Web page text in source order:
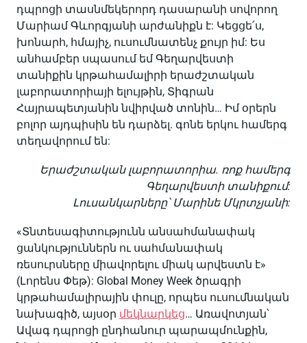
դպրոցի տասնմեկերորդ դասարանի սովորող
Մարիամ Գևորգյանի արժանիքն է: Կեցցե՛ս,
խոնարհ, հմայիչ, ուսումնատենչ քույր իմ: Ես
անհամբեր սպասում եմ Գեղարվեստի
տանիքին կրթահամալիրի երաժշտական
լաբորատորիայի ելույթին, Տիգրան
Հայրապետյանին նվիրված տոնին… Իմ օրերն
բոլոր այդպիսին են դարձել. գոնե երկու համերգ
տեղավորում են:
Երաժշտական լաբորատորիա. ռոք համերգ
Գեղարվեստի տանիքում:
Լուսանկարները՝ Մարինե Մկրտչյանի:
«Տնտեսագիտությունն անսահմանափակ
ցանկություններն ու սահմանափակ
ռեսուրսները միավորելու միակ արվեստն է»
(Լորենս Փեթ): Global Money Week ծրագրի
կրթահամալիրային փուլը, որպես ուսումնական
նախագիծ, այսօր մեկնարկեց… Առավոտյան՝
Ավագ դպրոցի ընդհանուր պարապմունքին,